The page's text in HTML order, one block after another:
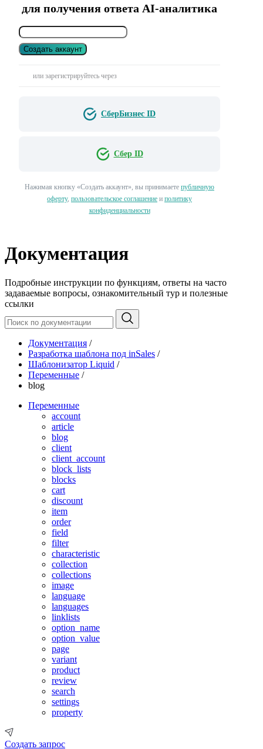
для получения ответа AI-аналитика
Создать аккаунт
или зарегистрируйтесь через
СберБизнес ID
Сбер ID
Нажимая кнопку «Создать аккаунт», вы принимаете публичную
оферту, пользовательское соглашение и политику
конфиденциальности
Документация
Подробные инструкции по функциям, ответы на часто
задаваемые вопросы, ознакомительный тур и полезные
ссылки
Документация /
Разработка шаблона под inSales /
Шаблонизатор Liquid /
Переменные /
blog
Переменные
account
article
blog
client
client_account
block_lists
blocks
cart
discount
item
order
field
filter
characteristic
collection
collections
image
language
languages
linklists
option_name
option_value
page
variant
product
review
search
settings
property
Создать запрос